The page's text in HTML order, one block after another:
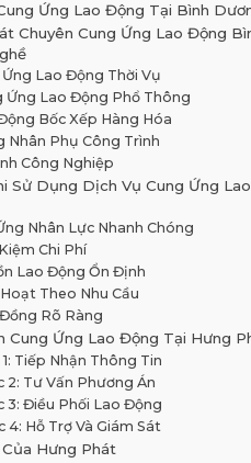
Ứng Lao Động Tại Bình
Chuyên Cung Ứng Lao Động
Ứng Lao Động Thời Vụ
Ứng Lao Động Phổ Thông
Bốc Xếp Hàng Hóa
Nhân Phụ Công Trình
Công Nghiệp
Sử Dụng Dịch Vụ Cung Ứng
Nhân Lực Nhanh Chóng
Chi Phí
Lao Động Ổn Định
Theo Nhu Cầu
Rõ Ràng
Cung Ứng Lao Động Tại Hưng
Tiếp Nhận Thông Tin
2: Tư Vấn Phương Án
3: Điều Phối Lao Động
4: Hỗ Trợ Và Giám Sát
Hưng Phát